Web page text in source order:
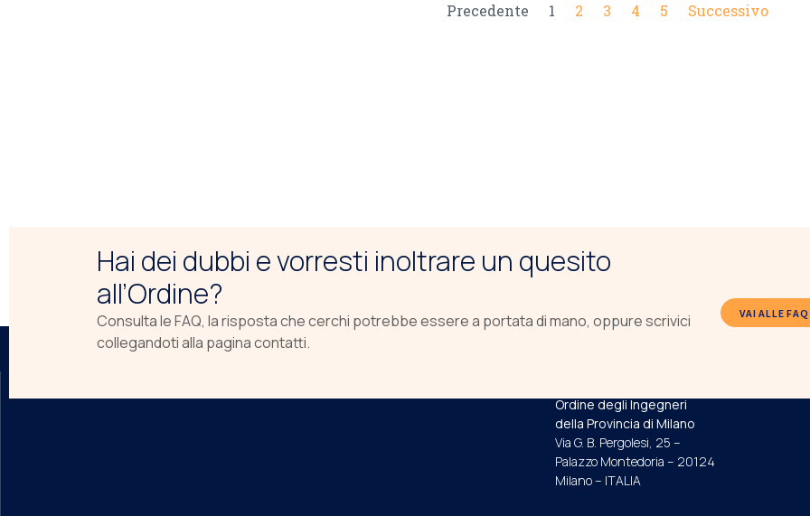
Precedente 1 2 3 4 5 Successivo
Hai dei dubbi e vorresti inoltrare un quesito
all’Ordine?
Consulta le FAQ, la risposta che cerchi potrebbe essere a portata di mano, oppure scrivici
collegandoti alla pagina contatti.
VAI ALLE FAQ
Ordine degli Ingegneri
della Provincia di Milano
Via G. B. Pergolesi, 25 –
Palazzo Montedoria – 20124
Milano – ITALIA